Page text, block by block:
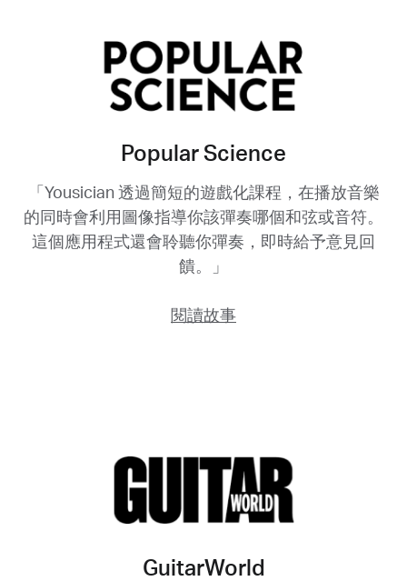
Popular Science
「Yousician 透過簡短的遊戲化課程，在播放音樂
的同時會利用圖像指導你該彈奏哪個和弦或音符。
這個應用程式還會聆聽你彈奏，即時給予意見回
饋。」
閱讀故事
GuitarWorld